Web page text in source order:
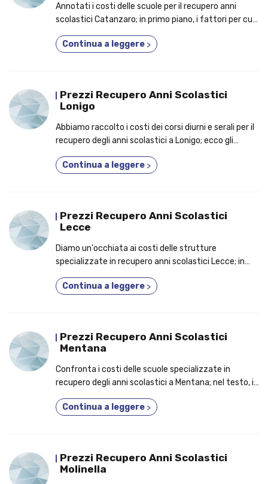
Annotati i costi delle scuole per il recupero anni
scolastici Catanzaro; in primo piano, i fattori per cui
Continua a leggere >
Prezzi Recupero Anni Scolastici
Lonigo
Abbiamo raccolto i costi dei corsi diurni e serali per il
recupero degli anni scolastici a Lonigo; ecco gli
1! Continua a leggere >
Prezzi Recupero Anni Scolastici
Lecce
Diamo un'occhiata ai costi delle strutture
specializzate in recupero anni scolastici Lecce; in
frequentare un corso diurno o serale!
Continua a leggere >
Prezzi Recupero Anni Scolastici
Mentana
Confronta i costi delle scuole specializzate in
recupero degli anni scolastici a Mentana; nel testo, i
anni in uno!
Continua a leggere >
Prezzi Recupero Anni Scolastici
Molinella